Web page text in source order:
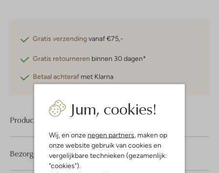
Jum, cookies!
Wij, en onze negen partners , maken op
onze website gebruik van cookies en
vergelijkbare technieken (gezamenlijk:
"cookies").
Gratis verzendingvanaf €75,-
Gratis retourneren binnen 30 dagen*
Betaal achteraf met Klarna
Product informatie
Bezorgen & retourneren